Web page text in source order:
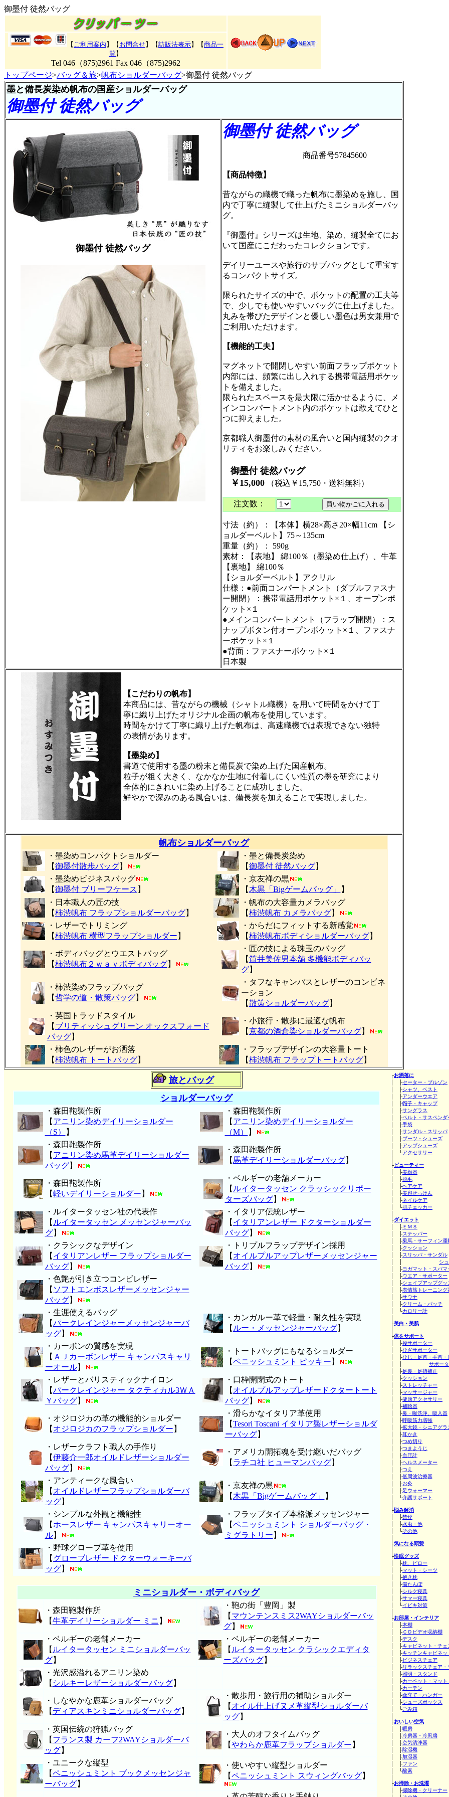
御墨付 徒然バッグ
【 ご利用案内 】【 お問合せ】【訪販法表示】【商品一
覧 】
Tel 046（875)2961 Fax 046（875)2962
トップページ>バッグ＆旅>帆布ショルダーバッグ>御墨付 徒然バッグ
墨と備長炭染め帆布の国産ショルダーバッグ
御墨付 徒然バッグ
御墨付 徒然バッグ
御墨付 徒然バッグ
商品番号57845600
【商品特徴】
昔ながらの織機で織った帆布に墨染めを施し、国
内で丁寧に縫製して仕上げたミニショルダーバッ
グ。
『御墨付』シリーズは生地、染め、縫製全てにお
いて国産にこだわったコレクションです。
デイリーユースや旅行のサブバッグとして重宝す
るコンパクトサイズ。
限られたサイズの中で、ポケットの配置の工夫等
で、少しでも使いやすいバッグに仕上げました。
丸みを帯びたデザインと優しい墨色は男女兼用で
ご利用いただけます。
【機能的工夫】
マグネットで開閉しやすい前面フラップポケット
内部には、頻繁に出し入れする携帯電話用ポケッ
トを備えました。
限られたスペースを最大限に活かせるように、メ
インコンパートメント内のポケットは敢えてひと
つに抑えました。
京都職人御墨付の素材の風合いと国内縫製のクオ
リティをお楽しみください。
御墨付 徒然バッグ
￥15,000 （税込￥15,750・送料無料）
注文数：
寸法（約）：【本体】横28×高さ20×幅11cm 【シ
ョルダーベルト】75～135cm
重量（約）： 590g
素材：【表地】 綿100％（墨染め仕上げ）、牛革
【裏地】 綿100％
【ショルダーベルト】アクリル
仕様：●前面コンパートメント（ダブルファスナ
ー開閉）：携帯電話用ポケット×１、オープンポ
ケット×１
●メインコンパートメント（フラップ開閉）：ス
ナップボタン付オープンポケット×１、ファスナ
ーポケット×１
●背面：ファスナーポケット×１
日本製
【こだわりの帆布】
本商品には、昔ながらの機械（シャトル織機）を用いて時間をかけて丁
寧に織り上げたオリジナル企画の帆布を使用しています。
時間をかけて丁寧に織り上げた帆布は、高速織機では表現できない独特
の表情があります。
【墨染め】
書道で使用する墨の粉末と備長炭で染め上げた国産帆布。
粒子が粗く大きく、なかなか生地に付着しにくい性質の墨を研究により
全体的にきれいに染め上げることに成功しました。
鮮やかで深みのある風合いは、備長炭を加えることで実現しました。
帆布ショルダーバッグ
・墨染めコンパクトショルダー
【御墨付散歩バッグ】
・墨と備長炭染め
【御墨付 徒然バッグ】
・墨染めビジネスバッグ
【御墨付 ブリーフケース 】
・京友禅の黒
【 木黒「Bigゲームバッグ」
】
・日本職人の匠の技
【柿渋帆布 フラップショルダーバッグ】
・帆布の大容量カメラバッグ
【柿渋帆布 カメラバッグ】
・レザーでトリミング
【柿渋帆布 横型フラップショルダー 】
・からだにフィットする新感覚
【柿渋帆布ボディショルダーバッグ】
・ボディバッグとウエストバッグ
【柿渋帆布２ｗａｙボディバッグ】
・匠の技による珠玉のバッグ
【筒井美佐男本舗 多機能ボディバッ
グ】
・柿渋染めフラップバッグ
【哲学の道・散策バッグ】
・タフなキャンバスとレザーのコンビネ
ーション
【散策ショルダーバッグ】
・英国トラッドスタイル
【 ブリティッシュグリーン オックスフォード
バッグ】
・小旅行・散歩に最適な帆布
【京都の酒倉染ショルダーバッグ】
・柿色のレザーがお洒落
【柿渋帆布 トートバッグ】
・フラップデザインの大容量トート
【柿渋帆布 フラップトートバッグ】
旅とバッグ ┌お洒落に
│ ├セーター・ブルゾン
│ ├シャツ、ベスト
│ ├アンダーウエア
│ ├帽子・キャップ
│ ├サングラス
│ ├ベルト・サスペンダ
│ ├手袋
│ ├サンダル・スリッパ
│ ├ブーツ・シューズ
│ ├アップシューズ
│ └アクセサリー
├ビューティー
│ ├美顔器
│ ├脱毛
│ ├ヘアケア
│ ├美容せっけん
│ ├ネイルケア
│ └肌チェッカー
├ダイエット
│ ├ＥＭＳ
│ ├ステッパー
│ ├乗馬・サーフィン運
│ ├クッション
│ ├スリッパ・サンダル
シ
│ ├ヨガマット・スパマ
│ ├ウエア・サポーター
│ ├シェイプアップグッ
│ ├表情筋トレーニング
│ ├サウナ
│ ├クリーム・パッチ
│ └カロリー計
├美白・美肌
├体をサポート
│ ├腰サポーター
│ ├ひざサポーター
│ ├ひじ・足首・手首・
サポー
│ ├足裏・足指補正
│ ├クッション
│ ├ストレッチャー
│ ├マッサージャー
│ ├健康アクセサリー
│ ├補聴器
│ ├鼻・喉洗浄、吸入器
│ ├呼吸筋力増強
│ ├拡大鏡・シニアグラ
│ ├耳かき
│ ├つめ切り
│ ├つまようじ
│ ├血圧計
│ ├ヘルスメーター
│ ├つえ
│ ├低周波治療器
│ ├お灸
│ ├足ウォーマー
│ └介護サポート
├悩み解消
│ ├禁煙
│ ├水虫・他
│ └その他
├気になる頭髪
├快眠グッズ
│ ├枕、ピロー
│ ├マット・シーツ
│ ├抱き枕
│ ├湯たんぽ
│ ├シルク寝具
│ ├サマー寝具
│ └イビキ対策
├お部屋・インテリア
│ ├本棚
│ ├ＣＤビデオ収納棚
│ ├デスク
│ ├キャビネット・チェ
│ ├キッチンキャビネッ
│ ├ビジネスチェア
│ ├リラックスチェア・
│ ├照明・スタンド
│ ├カーペット・マット
│ ├カーテン
│ ├傘立て・ハンガー
│ ├シューズボックス
│ └ごみ箱
├おいしい空気
│ ├暖房
│ ├冷房器・冷風扇
│ ├空気清浄器
│ ├除湿機
│ ├加湿器
│ ├ファン
│ └酸素
├お掃除・お洗濯
│ ├掃除機・クリーナー
ショルダーバッグ
・森田鞄製作所
【 アニリン染めデイリーショルダー
（S）
】
・森田鞄製作所
【 アニリン染めデイリーショルダー
（M）
】
・森田鞄製作所
【 アニリン染め馬革デイリーショルダー
バッグ】
・森田鞄製作所
【 馬革デイリーショルダーバッグ】
・森田鞄製作所
【軽いデイリーショルダー 】
・ベルギーの老舗メーカー
【 ルイタータッセン クラッシックリポー
ターズバッグ】
・ルイタータッセン社の代表作
【 ルイタータッセン メッセンジャーバッ
グ】
・イタリア伝統レザー
【 イタリアンレザー ドクターショルダー
バッグ】
・クラシックなデザイン
【 イタリアンレザー フラップショルダー
バッグ】
・トリプルフラップデザイン採用
【 オイルプルアップレザーメッセンジャー
バッグ】
・色艶が引き立つコンビレザー
【 ソフトエンボスレザーメッセンジャー
バッグ】
・生涯使えるバッグ
【パークレインジャーメッセンジャーバ
ッグ】
・カンガルー革で軽量・耐久性を実現
【 ルー・メッセンジャーバッグ】
・カーボンの質感を実現
【 ＡＪカーボンレザー キャンパスキャリ
ーオール】
・トートバッグにもなるショルダー
【ペニッシュミント ピッキー 】
・レザーとバリスティックナイロン
【パークレインジャー タクティカル3ＷＡ
Ｙバッグ】
・口枠開閉式のトート
【 オイルプルアップレザードクタートート
バッグ】
・オジロジカの革の機能的ショルダー
【 オジロジカのフラップショルダー 】
・滑らかなイタリア革使用
【Tesori Toscani イタリア製レザーショルダ
ーバッグ】
・レザークラフト職人の手作り
【伊藤介一郎オイルドレザーショルダー
バッグ】
・アメリカ開拓魂を受け継いだバッグ
【 ラチコ社 ヒューマンバッグ】
・アンティークな風合い
【 オイルドレザーフラップショルダーバ
ッグ】
・京友禅の黒
【 木黒「Bigゲームバッグ」 】
・シンプルな外観と機能性
【 ホースレザー キャンパスキャリーオー
ル】
・フラップタイプ本格派メッセンジャー
【ペニッシュミント ショルダーバッグ・
ミグラトリー 】
・野球グローブ革を使用
【 グローブレザー ドクターウォーキーバ
ッグ】
ミニショルダー・ボディバッグ
・森田鞄製作所
【牛革デイリーショルダー ミニ 】
・鞄の街「豊岡」製
【 マウンテンスミス2WAYショルダーバッ
グ】
・ベルギーの老舗メーカー
【 ルイタータッセン ミニショルダーバッ
グ】
・ベルギーの老舗メーカー
【 ルイタータッセン クラシックエディタ
ーズバッグ】
・光沢感溢れるアニリン染め
【 シルキーレザーショルダーバッグ】
・しなやかな鹿革ショルダーバッグ
【 ディアスキンミニショルダーバッグ】
・散歩用・旅行用の補助ショルダー
【 オイル仕上げヌメ革縦型ショルダーバ
ッグ】
・英国伝統の狩猟バッグ
【 フランス製 カーフ2WAYショルダーバ
ッグ】
・大人のオフタイムバッグ
【やわらか鹿革フラップショルダー 】
・ユニークな縦型
【ペニッシュミント ブックメッセンジャ
ーバッグ】
・使いやすい縦型ショルダー
【ペニッシュミント スウィングバッグ】